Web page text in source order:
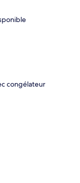
congélateur